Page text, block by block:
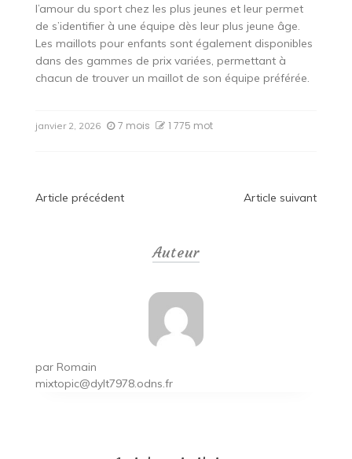
l’amour du sport chez les plus jeunes et leur permet
de s’identifier à une équipe dès leur plus jeune âge.
Les maillots pour enfants sont également disponibles
dans des gammes de prix variées, permettant à
chacun de trouver un maillot de son équipe préférée.
janvier 2, 2026 7 mois 1 775 mot
Navigation
Article précédent Article suivant
Auteur
par Romain
mixtopic@dylt7978.odns.fr